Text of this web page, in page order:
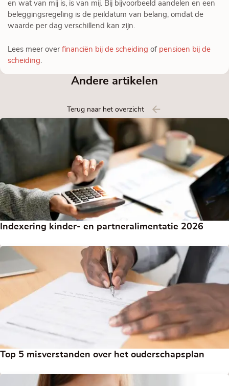
en wat van mij is, is van mij. Bij bijvoorbeeld aandelen en een
beleggingsregeling is de peildatum van belang, omdat de
waarde per dag verschillend kan zijn.
Lees meer over financiën bij de scheiding of pensioen bij de
scheiding.
Andere artikelen
Terug naar het overzicht
Indexering kinder- en partneralimentatie 2026
Top 5 misverstanden over het ouderschapsplan